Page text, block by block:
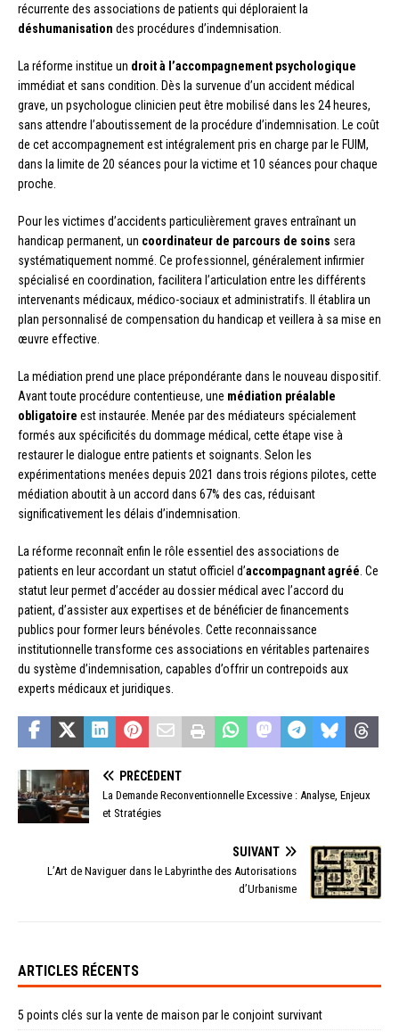
récurrente des associations de patients qui déploraient la
déshumanisation des procédures d’indemnisation.
La réforme institue un droit à l’accompagnement psychologique
immédiat et sans condition. Dès la survenue d’un accident médical
grave, un psychologue clinicien peut être mobilisé dans les 24 heures,
sans attendre l’aboutissement de la procédure d’indemnisation. Le coût
de cet accompagnement est intégralement pris en charge par le FUIM,
dans la limite de 20 séances pour la victime et 10 séances pour chaque
proche.
Pour les victimes d’accidents particulièrement graves entraînant un
handicap permanent, un coordinateur de parcours de soins sera
systématiquement nommé. Ce professionnel, généralement infirmier
spécialisé en coordination, facilitera l’articulation entre les différents
intervenants médicaux, médico-sociaux et administratifs. Il établira un
plan personnalisé de compensation du handicap et veillera à sa mise en
œuvre effective.
La médiation prend une place prépondérante dans le nouveau dispositif.
Avant toute procédure contentieuse, une médiation préalable
obligatoire est instaurée. Menée par des médiateurs spécialement
formés aux spécificités du dommage médical, cette étape vise à
restaurer le dialogue entre patients et soignants. Selon les
expérimentations menées depuis 2021 dans trois régions pilotes, cette
médiation aboutit à un accord dans 67% des cas, réduisant
significativement les délais d’indemnisation.
La réforme reconnaît enfin le rôle essentiel des associations de
patients en leur accordant un statut officiel d’accompagnant agréé . Ce
statut leur permet d’accéder au dossier médical avec l’accord du
patient, d’assister aux expertises et de bénéficier de financements
publics pour former leurs bénévoles. Cette reconnaissance
institutionnelle transforme ces associations en véritables partenaires
du système d’indemnisation, capables d’offrir un contrepoids aux
experts médicaux et juridiques.
PRÉCÉDENT
La Demande Reconventionnelle Excessive : Analyse, Enjeux
et Stratégies
SUIVANT
L’Art de Naviguer dans le Labyrinthe des Autorisations
d’Urbanisme
ARTICLES RÉCENTS
5 points clés sur la vente de maison par le conjoint survivant